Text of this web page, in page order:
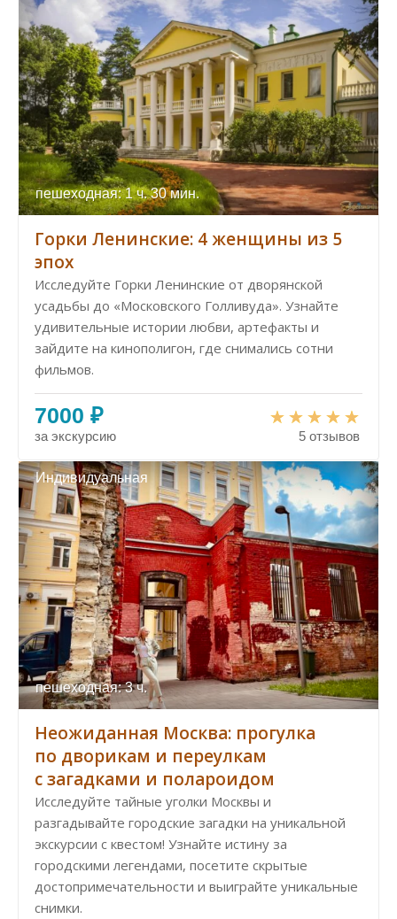
пешеходная: 1 ч. 30 мин.
Горки Ленинские: 4 женщины из 5
эпох
Исследуйте Горки Ленинские от дворянской
усадьбы до «Московского Голливуда». Узнайте
удивительные истории любви, артефакты и
зайдите на кинополигон, где снимались сотни
фильмов.
7000 ₽
за экскурсию 5 отзывов
Индивидуальная
пешеходная: 3 ч.
Неожиданная Москва: прогулка
по дворикам и переулкам
с загадками и полароидом
Исследуйте тайные уголки Москвы и
разгадывайте городские загадки на уникальной
экскурсии с квестом! Узнайте истину за
городскими легендами, посетите скрытые
достопримечательности и выиграйте уникальные
снимки.